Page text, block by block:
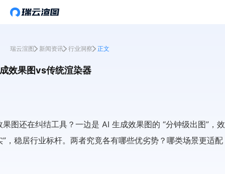
瑞云渲图 新闻资讯 行业洞察 正文
效果图vs传统渲染器
图还在纠结工具？一边是 AI 生成效果图的 “分钟级出图”，
，稳居行业标杆。两者究竟各有哪些优劣势？哪类场景更适